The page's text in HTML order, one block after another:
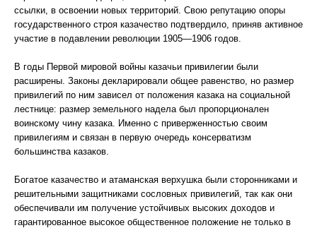
ссылки, в освоении новых территорий. Свою репутацию опоры
государственного строя казачество подтвердило, приняв активное
участие в подавлении революции 1905—1906 годов.
В годы Первой мировой войны казачьи привилегии были
расширены. Законы декларировали общее равенство, но размер
привилегий по ним зависел от положения казака на социальной
лестнице: размер земельного надела был пропорционален
воинскому чину казака. Именно с приверженностью своим
привилегиям и связан в первую очередь консерватизм
большинства казаков.
Богатое казачество и атаманская верхушка были сторонниками и
решительными защитниками сословных привилегий, так как они
обеспечивали им получение устойчивых высоких доходов и
гарантированное высокое общественное положение не только в